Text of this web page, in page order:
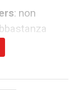
: non